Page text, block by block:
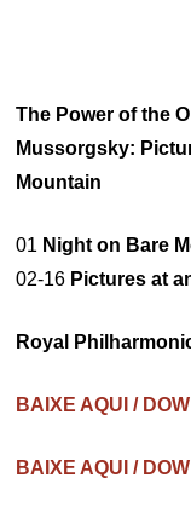
The Power of the
Mussorgsky:
Mountain
01 Night on Bare
02-16 Pictures at
Royal
BAIXE AQUI /
BAIXE AQUI /